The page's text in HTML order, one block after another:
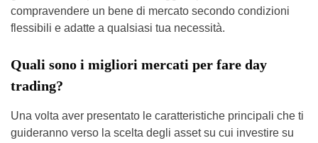
compravendere un bene di mercato secondo condizioni
flessibili e adatte a qualsiasi tua necessità.
Quali sono i migliori mercati per fare day
trading?
Una volta aver presentato le caratteristiche principali che ti
guideranno verso la scelta degli asset su cui investire su